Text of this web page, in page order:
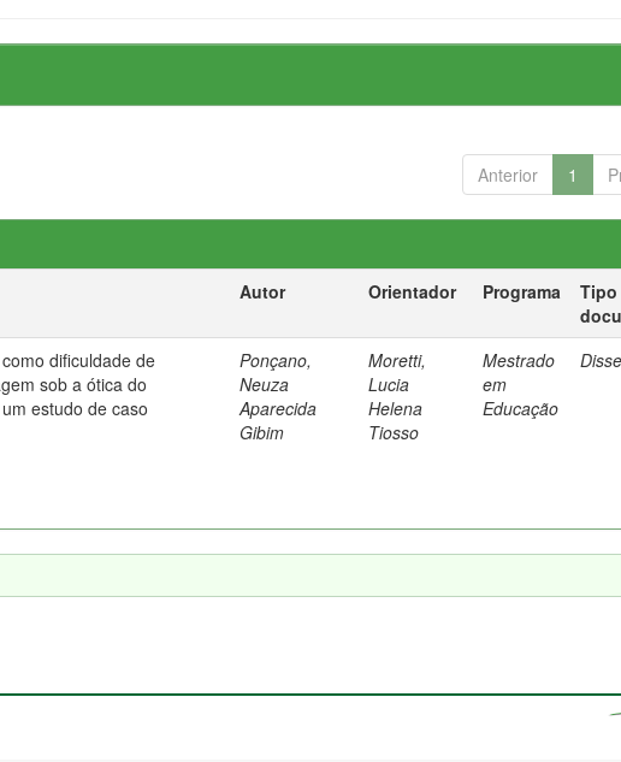
Anterior 1
Autor Orientador Programa
Tipo
dificuldade de
sob a ótica do
estudo de caso
Ponçano,
Neuza
Aparecida
Gibim
Moretti,
Lucia
Helena
Tiosso
Mestrado
em
Educação